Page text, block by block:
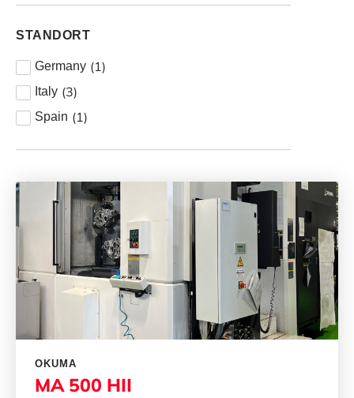
STANDORT
Germany (1)
Italy (3)
Spain (1)
OKUMA
MA 500 HII